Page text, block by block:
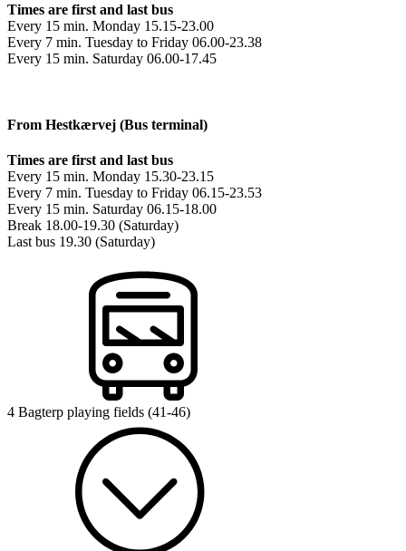
Times are first and last bus
Every 15 min. Monday 15.15-23.00
Every 7 min. Tuesday to Friday 06.00-23.38
Every 15 min. Saturday 06.00-17.45
From Hestkærvej (Bus terminal)
Times are first and last bus
Every 15 min. Monday 15.30-23.15
Every 7 min. Tuesday to Friday 06.15-23.53
Every 15 min. Saturday 06.15-18.00
Break 18.00-19.30 (Saturday)
Last bus 19.30 (Saturday)
4 Bagterp playing fields (41-46)